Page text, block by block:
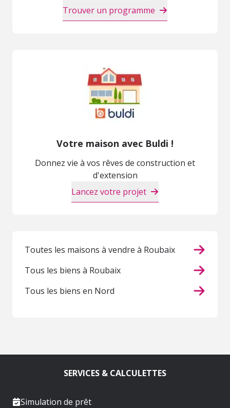
Trouver un programme
Votre maison avec Buldi !
Donnez vie à vos rêves de construction et
d'extension
Lancez votre projet
Toutes les maisons à vendre à Roubaix
Tous les biens à Roubaix
Tous les biens en Nord
SERVICES & CALCULETTES
Simulation de prêt